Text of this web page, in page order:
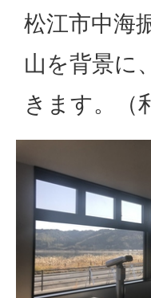
松江市中海
山を背景に
きます。（